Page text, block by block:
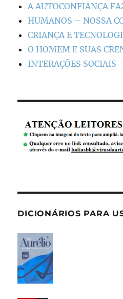
A AUTOCONFIANÇA
HUMANOS – NOSSA
CRIANÇA E
O HOMEM E SUAS
INTERAÇÕES SOCIAIS
DICIONÁRIOS PARA